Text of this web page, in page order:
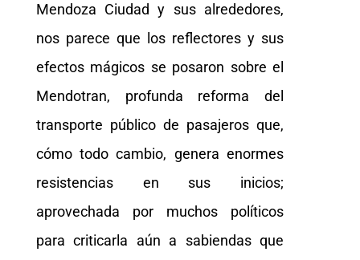
Mendoza Ciudad y sus alrededores,
nos parece que los reflectores y sus
efectos mágicos se posaron sobre el
Mendotran, profunda reforma del
transporte público de pasajeros que,
cómo todo cambio, genera enormes
resistencias en sus inicios;
aprovechada por muchos políticos
para criticarla aún a sabiendas que